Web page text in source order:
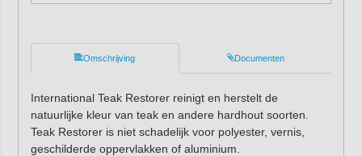
Omschrijving Documenten
International Teak Restorer reinigt en herstelt de
natuurlijke kleur van teak en andere hardhout soorten.
Teak Restorer is niet schadelijk voor polyester, vernis,
geschilderde oppervlakken of aluminium.